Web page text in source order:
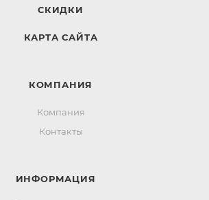
СКИДКИ
КАРТА САЙТА
КОМПАНИЯ
Компания
Контакты
ИНФОРМАЦИЯ